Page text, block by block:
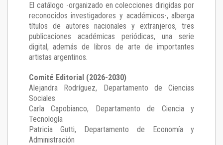
El catálogo -organizado en colecciones dirigidas por
reconocidos investigadores y académicos-, alberga
títulos de autores nacionales y extranjeros, tres
publicaciones académicas periódicas, una serie
digital, además de libros de arte de importantes
artistas argentinos.
Comité Editorial (2026-2030)
Alejandra Rodríguez, Departamento de Ciencias
Sociales
Carla Capobianco, Departamento de Ciencia y
Tecnología
Patricia Gutti, Departamento de Economía y
Administración